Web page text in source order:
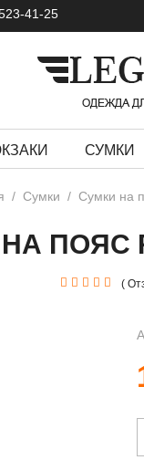
41-25
СУМКИ
/ Сумки / Сумки на
ПОЯС
(